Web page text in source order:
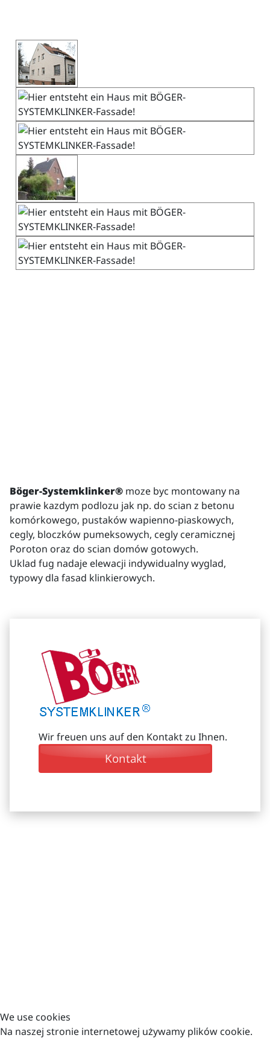
Böger-Systemklinker® moze byc montowany na
prawie kazdym podlozu jak np. do scian z betonu
komórkowego, pustaków wapienno-piaskowych,
cegly, bloczków pumeksowych, cegly ceramicznej
Poroton oraz do scian domów gotowych.
Uklad fug nadaje elewacji indywidualny wyglad,
typowy dla fasad klinkierowych.
Wir freuen uns auf den Kontakt zu Ihnen.
Kontakt
We use cookies
Na naszej stronie internetowej używamy plików cookie.